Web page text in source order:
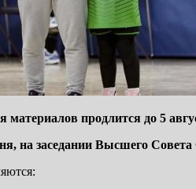
материалов продлится до 5
на заседании Высшего